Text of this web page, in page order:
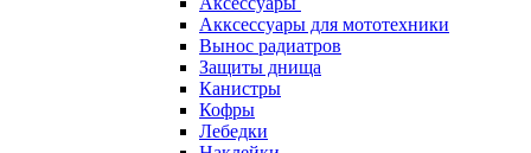
Акксессуары для мототехники
Вынос радиатров
Защиты днища
Канистры
Кофры
Лебедки